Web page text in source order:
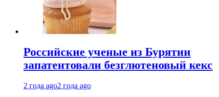
Российские ученые из Бурятии
запатентовали безглютеновый кекс
2 года ago2 года ago